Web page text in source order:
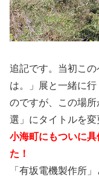
追記です。当初こ
は。」展と一緒に
のですが、この場
選」にタイトルを変
小海町にもついに
た！
「有坂電機製作所